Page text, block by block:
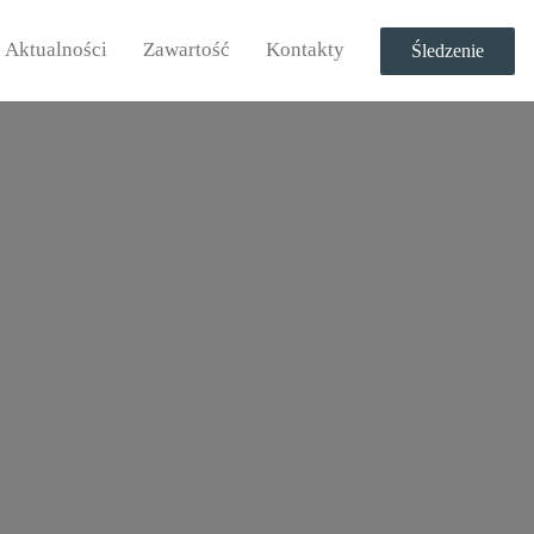
Aktualności Zawartość Kontakty Śledzenie